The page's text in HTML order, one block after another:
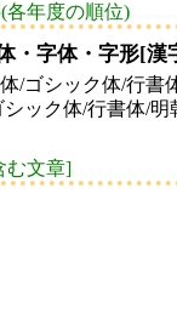
各年度の順位)
・字体・字形[漢
/ゴシック体/行書
む文章]